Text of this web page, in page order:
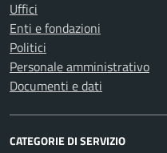
Uffici
Enti e fondazioni
Politici
Personale amministrativo
Documenti e dati
CATEGORIE DI SERVIZIO